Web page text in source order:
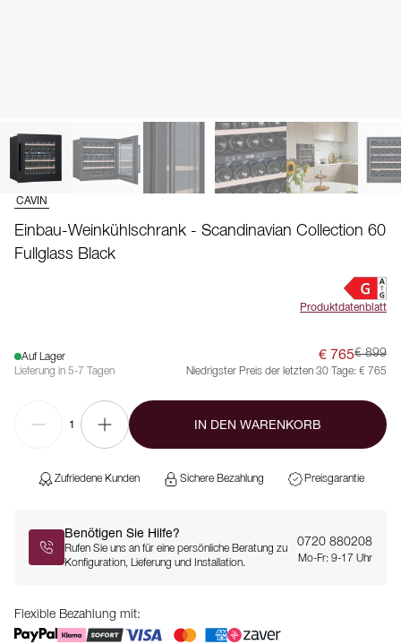
CAVIN
Einbau-Weinkühlschrank - Scandinavian Collection 60
Fullglass Black
Produktdatenblatt
Auf Lager
Lieferung in 5-7 Tagen
€ 765€ 899
Niedrigster Preis der letzten 30 Tage: € 765
1 IN DEN WARENKORB
Zufriedene Kunden Sichere Bezahlung Preisgarantie
Benötigen Sie Hilfe?
Rufen Sie uns an für eine persönliche Beratung zu
Konfiguration, Lieferung und Installation.
0720 880208
Mo-Fr: 9-17 Uhr
Flexible Bezahlung mit: